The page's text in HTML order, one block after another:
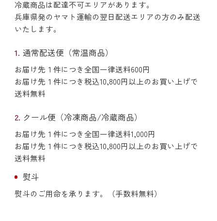
冷蔵商品は配達不可エリアがあります。
兵庫県発のヤマト運輸の翌日配送エリアの方のみ配送
いたします。
通常配送便（常温商品）
お届け先１件につき全国一律送料600円
お届け先１件につき税込10,800円以上のお買い上げで
送料無料
クール便（冷凍商品/冷蔵商品）
お届け先１件につき全国一律送料1,000円
お届け先１件につき税込10,800円以上のお買い上げで
送料無料
熨斗
熨斗のご用命を承ります。（手数料無料）